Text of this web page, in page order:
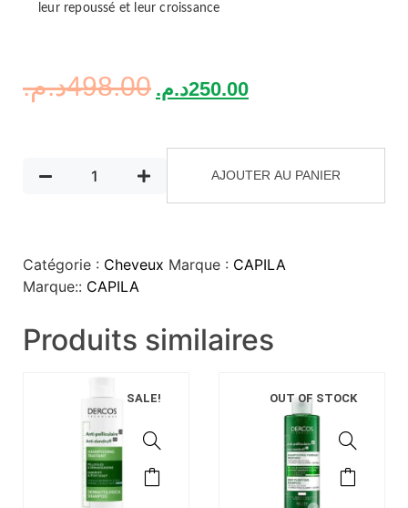
leur repoussé et leur croissance
498.00د.م. 250.00د.م.
AJOUTER AU PANIER
Catégorie : Cheveux Marque : CAPILA
Marque:: CAPILA
Produits similaires
SALE! OUT OF STOCK